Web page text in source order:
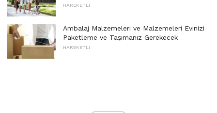
HAREKETLI
Ambalaj Malzemeleri ve Malzemeleri Evinizi
Paketleme ve Taşımanız Gerekecek
HAREKETLI